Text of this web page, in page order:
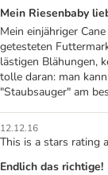
Mein Riesenbaby
Mein einjähriger
getesteten
lästigen Blähungen,
tolle daran: man
"Staubsauger" am
12.12.16
This is a stars rating
Endlich das richtige!